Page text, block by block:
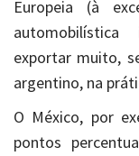
Europeia (à
exportar muito,
argentino, na
O México, por
pontos